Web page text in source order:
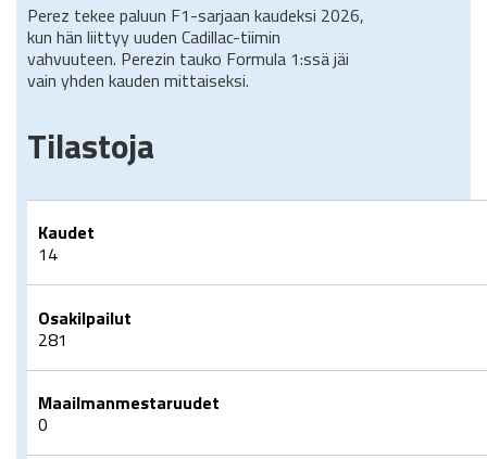
Perez tekee paluun F1-sarjaan kaudeksi 2026,
kun hän liittyy uuden Cadillac-tiimin
vahvuuteen. Perezin tauko Formula 1:ssä jäi
vain yhden kauden mittaiseksi.
Tilastoja
Kaudet
14
Osakilpailut
281
Maailmanmestaruudet
0